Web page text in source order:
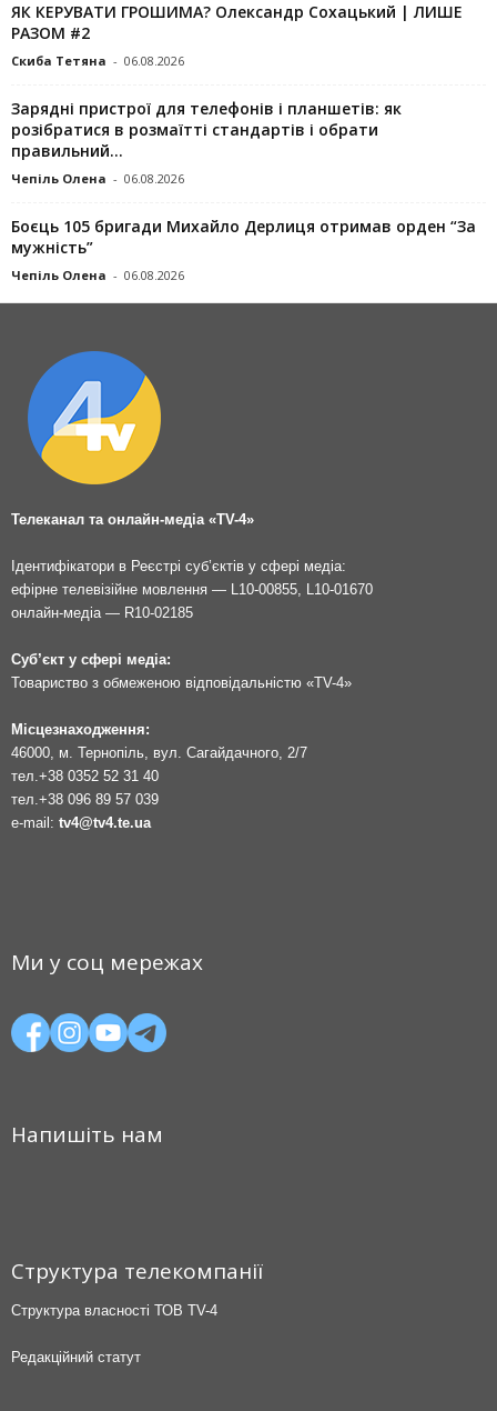
ЯК КЕРУВАТИ ГРОШИМА? Олександр Сохацький | ЛИШЕ
РАЗОМ #2
Скиба Тетяна - 06.08.2026
Зарядні пристрої для телефонів і планшетів: як
розібратися в розмаїтті стандартів і обрати
правильний...
Чепіль Олена - 06.08.2026
Боєць 105 бригади Михайло Дерлиця отримав орден “За
мужність”
Чепіль Олена - 06.08.2026
Телеканал та онлайн-медіа «TV-4»
Ідентифікатори в Реєстрі суб’єктів у сфері медіа:
ефірне телевізійне мовлення — L10-00855, L10-01670
онлайн-медіа — R10-02185
Суб’єкт у сфері медіа:
Товариство з обмеженою відповідальністю «TV-4»
Місцезнаходження:
46000, м. Тернопіль, вул. Сагайдачного, 2/7
тел.+38 0352 52 31 40
тел.+38 096 89 57 039
e-mail: tv4@tv4.te.ua
Ми у соц мережах
Напишіть нам
Структура телекомпанії
Структура власності ТОВ TV-4
Редакційний статут